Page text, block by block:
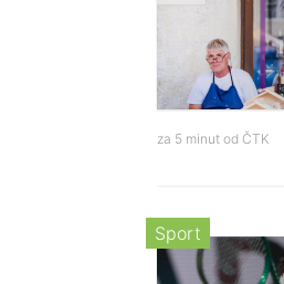
za 5 minut od ČTK
Sport